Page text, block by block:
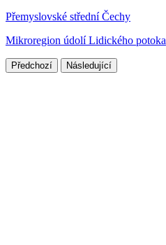
Přemyslovské střední Čechy
Mikroregion údolí Lidického potoka
Předchozí Následující